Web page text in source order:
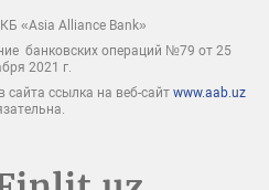
«Asia Alliance Bank»
банковских операций №79 от 25
2021 г.
ссылка на веб-сайт www.aab.uz